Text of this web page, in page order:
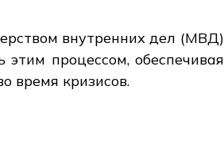
внутренних дел (МВД)
процессом, обеспечивая
время кризисов.